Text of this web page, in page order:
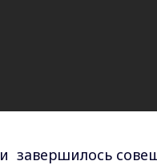
завершилось